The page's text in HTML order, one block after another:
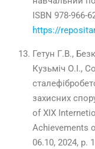
ISBN 978-966-
https://
Гетун Г.В.,
Кузьміч О.І.,
захисних
of XIX
Achievements
06.10, 2024, p.